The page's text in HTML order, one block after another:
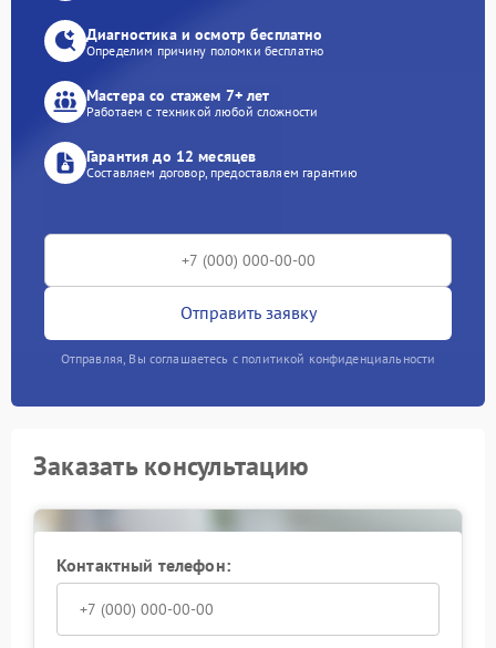
Диагностика и осмотр бесплатно
Определим причину поломки бесплатно
Мастера со стажем 7+ лет
Работаем с техникой любой сложности
Гарантия до 12 месяцев
Составляем договор, предоставляем гарантию
Отправить заявку
Отправляя, Вы соглашаетесь с политикой конфиденциальности
Заказать консультацию
Контактный телефон: